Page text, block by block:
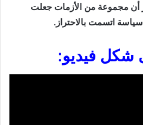
أن مجموعة من الأزمات جعلت
اتسمت بالاحتراز.
شكل فيديو: